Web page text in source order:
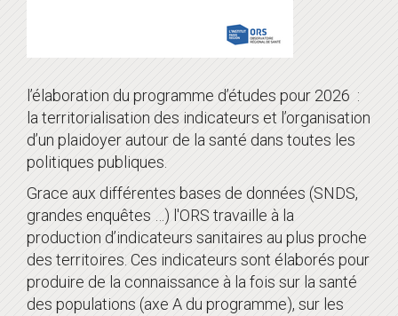
l’élaboration du programme d’études pour 2026 :
la territorialisation des indicateurs et l’organisation
d’un plaidoyer autour de la santé dans toutes les
politiques publiques.
Grace aux différentes bases de données (SNDS,
grandes enquêtes …) l'ORS travaille à la
production d’indicateurs sanitaires au plus proche
des territoires. Ces indicateurs sont élaborés pour
produire de la connaissance à la fois sur la santé
des populations (axe A du programme), sur les